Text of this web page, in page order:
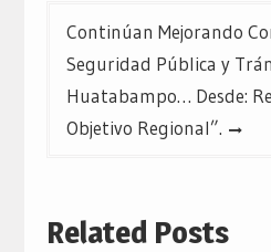
Continúan Mejorando
Seguridad Pública y
Huatabampo… Desde:
Objetivo Regional”.
Related Posts